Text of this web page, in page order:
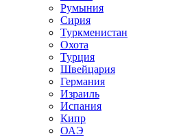
Румыния
Сирия
Туркменистан
Охота
Турция
Швейцария
Германия
Израиль
Испания
Кипр
ОАЭ